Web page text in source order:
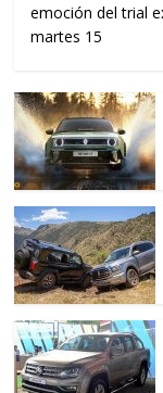
emoción del trial
martes 15